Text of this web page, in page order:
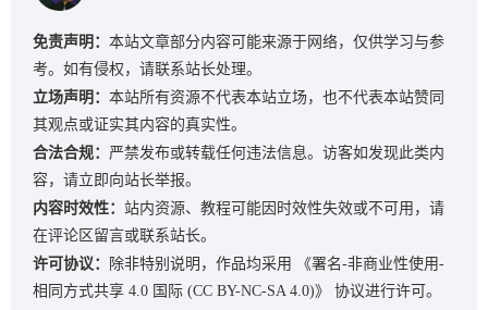
免责声明： 本站文章部分内容可能来源于网络，仅供学习与参
考。如有侵权，请联系站长处理。
立场声明： 本站所有资源不代表本站立场，也不代表本站赞同
其观点或证实其内容的真实性。
合法合规： 严禁发布或转载任何违法信息。访客如发现此类内
容，请立即向站长举报。
内容时效性： 站内资源、教程可能因时效性失效或不可用，请
在评论区留言或联系站长。
许可协议：
除非特别说明，作品均采用
《署名-非商业性使用-
相同方式共享 4.0 国际 (CC BY-NC-SA 4.0)》
协议进行许可。